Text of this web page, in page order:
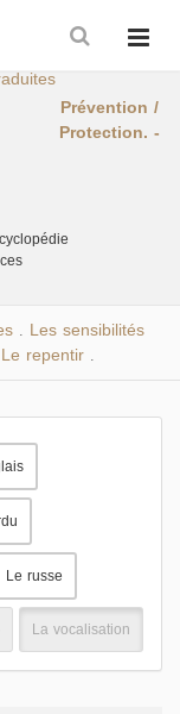
Prévention /
Protection. -
Les sensibilités
Le repentir
Le russe
La vocalisation